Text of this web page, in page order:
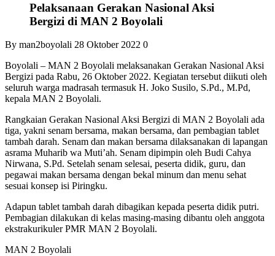
Pelaksanaan Gerakan Nasional Aksi
Bergizi di MAN 2 Boyolali
By man2boyolali 28 Oktober 2022 0
Boyolali – MAN 2 Boyolali melaksanakan Gerakan Nasional Aksi
Bergizi pada Rabu, 26 Oktober 2022. Kegiatan tersebut diikuti oleh
seluruh warga madrasah termasuk H. Joko Susilo, S.Pd., M.Pd,
kepala MAN 2 Boyolali.
Rangkaian Gerakan Nasional Aksi Bergizi di MAN 2 Boyolali ada
tiga, yakni senam bersama, makan bersama, dan pembagian tablet
tambah darah. Senam dan makan bersama dilaksanakan di lapangan
asrama Muharib wa Muti’ah. Senam dipimpin oleh Budi Cahya
Nirwana, S.Pd. Setelah senam selesai, peserta didik, guru, dan
pegawai makan bersama dengan bekal minum dan menu sehat
sesuai konsep isi Piringku.
Adapun tablet tambah darah dibagikan kepada peserta didik putri.
Pembagian dilakukan di kelas masing-masing dibantu oleh anggota
ekstrakurikuler PMR MAN 2 Boyolali.
MAN 2 Boyolali